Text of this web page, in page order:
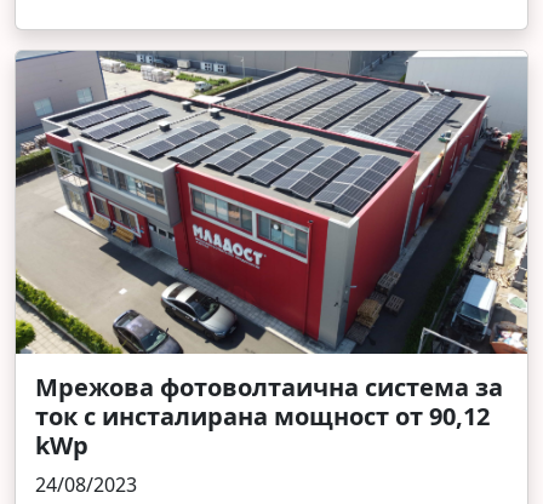
Мрежова фотоволтаична система за
ток с инсталирана мощност от 90,12
kWp
24/08/2023